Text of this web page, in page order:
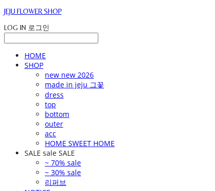
JEJU FLOWER SHOP
LOG IN 로그인
HOME
SHOP
new new 2026
made in jeju 그꽃
dress
top
bottom
outer
acc
HOME SWEET HOME
SALE sale SALE
~ 70% sale
~ 30% sale
리퍼브